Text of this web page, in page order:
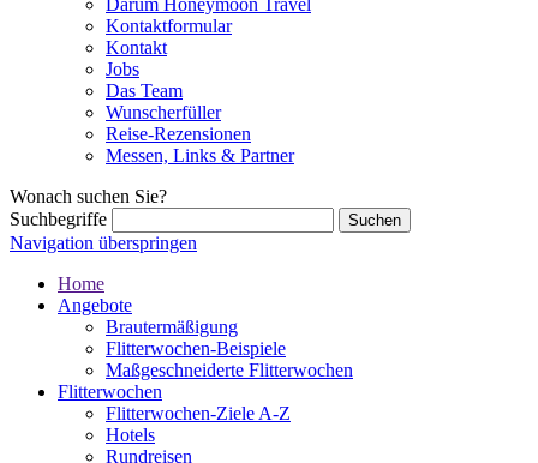
Darum Honeymoon Travel
Kontaktformular
Kontakt
Jobs
Das Team
Wunscherfüller
Reise-Rezensionen
Messen, Links & Partner
Wonach suchen Sie?
Suchbegriffe
Navigation überspringen
Home
Angebote
Brautermäßigung
Flitterwochen-Beispiele
Maßgeschneiderte Flitterwochen
Flitterwochen
Flitterwochen-Ziele A-Z
Hotels
Rundreisen